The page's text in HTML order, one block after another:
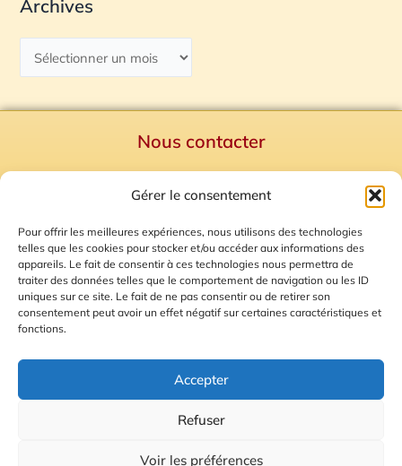
Gérer le consentement
Pour offrir les meilleures expériences, nous utilisons des technologies
telles que les cookies pour stocker et/ou accéder aux informations des
appareils. Le fait de consentir à ces technologies nous permettra de
traiter des données telles que le comportement de navigation ou les ID
uniques sur ce site. Le fait de ne pas consentir ou de retirer son
consentement peut avoir un effet négatif sur certaines caractéristiques et
fonctions.
Accepter
Refuser
Voir les préférences
Archives
Nous contacter
Mentions Légales
Plan du site
Gestion des Cookies
© 2026 Radio Calade